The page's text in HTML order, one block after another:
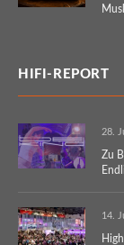
HIFI-REPORT
28.
Zu
14.